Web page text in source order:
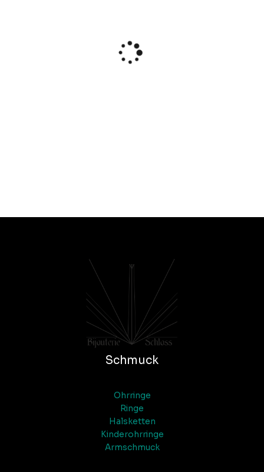
Schmuck
Ohrringe
Ringe
Halsketten
Kinderohrringe
Armschmuck